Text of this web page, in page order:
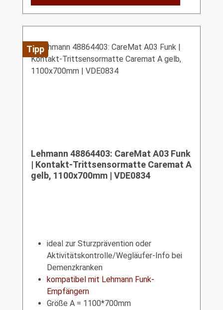
Tipp
Lehmann 48864403: CareMat A03 Funk
| Kontakt-Trittsensormatte Caremat A
gelb, 1100x700mm | VDE0834
ideal zur Sturzprävention oder
Aktivitätskontrolle/Wegläufer-Info bei
Demenzkranken
kompatibel mit Lehmann Funk-
Empfängern
Größe A = 1100*700mm